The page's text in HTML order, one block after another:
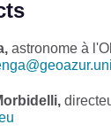
astronome à